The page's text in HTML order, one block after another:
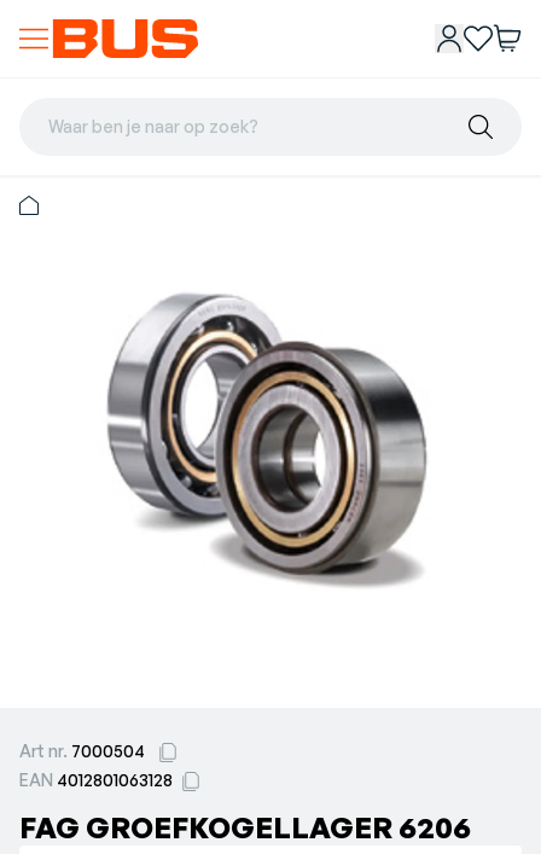
Waar ben je naar op zoek?
Art nr. 7000504
EAN 4012801063128
FAG GROEFKOGELLAGER 6206